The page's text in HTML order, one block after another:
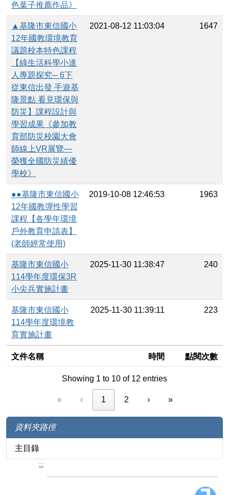
文件名稱 時間 點閱次數
色葉子推薦作品》
▲基隆市東信國小
12年國教環境教育
議題校本特色課程
【綠生活科學小達
人專題探究─ 6下
從東信出發 手遊基
隆景點 看見環保與
防災】課程設計與
學習成果《參加教
育部防災校園大會
師線上VR展覽—
榮獲全國防災績優
學校》
2021-08-12 11:03:04 1647
●●基隆市東信國小
12年國教彈性學習
課程【各學年環境
戶外教育申請表】
(老師經常使用)
2019-10-08 12:46:53 1963
基隆市東信國小
114學年度環保3R
小尖兵實施計畫
2025-11-30 11:38:47 240
基隆市東信國小
114學年度環境教
育實施計畫
2025-11-30 11:39:11 223
Showing 1 to 10 of 12 entries
« ‹ 1 2 › »
資料夾路徑
主目錄
:::